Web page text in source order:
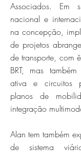
Associados. Em
nacional e
na concepção,
de projetos
de transporte, com
BRT, mas
ativa e circuitos
planos de
integração
Alan tem também
de sistema